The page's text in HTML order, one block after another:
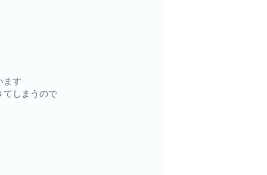
ます
てしまうので